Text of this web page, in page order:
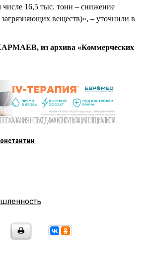
числе 16,5 тыс. тонн – снижение
веществ)», – уточнили в
из архива «Коммерческих